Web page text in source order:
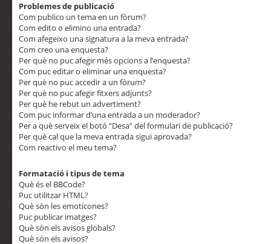
Problemes de publicació
Com publico un tema en un fòrum?
Com edito o elimino una entrada?
Com afegeixo una signatura a la meva entrada?
Com creo una enquesta?
Per què no puc afegir més opcions a l’enquesta?
Com puc editar o eliminar una enquesta?
Per què no puc accedir a un fòrum?
Per què no puc afegir fitxers adjunts?
Per què he rebut un advertiment?
Com puc informar d’una entrada a un moderador?
Per a què serveix el botó “Desa” del formulari de publicació?
Per què cal que la meva entrada sigui aprovada?
Com reactivo el meu tema?
Formatació i tipus de tema
Què és el BBCode?
Puc utilitzar HTML?
Què són les emoticones?
Puc publicar imatges?
Què són els avisos globals?
Què són els avisos?